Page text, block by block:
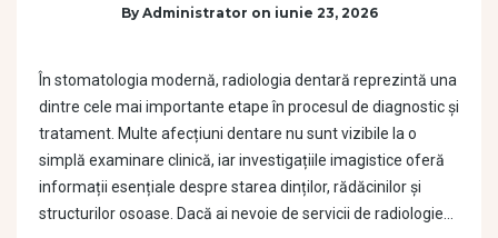
By Administrator on iunie 23, 2026
În stomatologia modernă, radiologia dentară reprezintă una
dintre cele mai importante etape în procesul de diagnostic și
tratament. Multe afecțiuni dentare nu sunt vizibile la o
simplă examinare clinică, iar investigațiile imagistice oferă
informații esențiale despre starea dinților, rădăcinilor și
structurilor osoase. Dacă ai nevoie de servicii de radiologie…